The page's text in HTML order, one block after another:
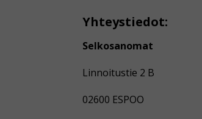
Yhteystiedot:
Selkosanomat
Linnoitustie 2 B
02600 ESPOO